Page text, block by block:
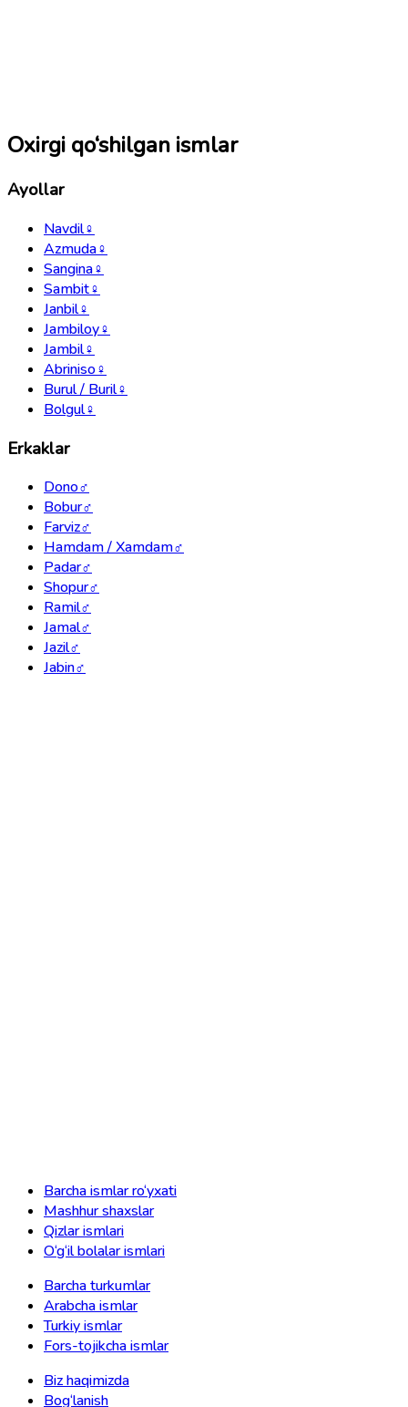
Oxirgi qo‘shilgan ismlar
Ayollar
Navdil♀
Azmuda♀
Sangina♀
Sambit♀
Janbil♀
Jambiloy♀
Jambil♀
Abriniso♀
Burul / Buril♀
Bolgul♀
Erkaklar
Dono♂
Bobur♂
Farviz♂
Hamdam / Xamdam♂
Padar♂
Shopur♂
Ramil♂
Jamal♂
Jazil♂
Jabin♂
Barcha ismlar ro‘yxati
Mashhur shaxslar
Qizlar ismlari
O‘g‘il bolalar ismlari
Barcha turkumlar
Arabcha ismlar
Turkiy ismlar
Fors-tojikcha ismlar
Biz haqimizda
Bog‘lanish